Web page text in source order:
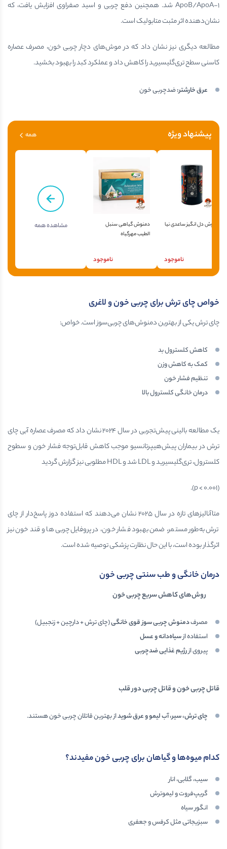
ApoB/ApoA-1 شد. همچنین دفع چربی و اسید صفراوی افزایش یافت، که
نشان‌دهنده اثر مثبت متابولیک است.
مطالعه دیگری نیز نشان داد که در موش‌های دچار چربی خون، مصرف عصاره
کاسنی سطح تری‌گلیسیرید را کاهش داد و عملکرد کبد را بهبود بخشید.
عرق خارشتر:ضدچربی خون
پیشنهاد ویژه همه
دمنوش دل انگیز ساعدی نیا
ناموجود
دمنوش گیاهی سنبل
الطیب مهرگیاه
ناموجود
مشاهده همه
خواص چای ترش برای چربی خون و لاغری
چای ترش یکی از بهترین دمنوش‌های چربی‌سوز است. خواص:
کاهش کلسترول بد
کمک به کاهش وزن
تنظیم فشار خون
درمان خانگی کلسترول بالا
یک مطالعه بالینی پیش‌تجربی در سال ۲۰۲۴ نشان داد که مصرف عصاره آبی چای
ترش در بیماران پیش‌هیپرتانسیو موجب کاهش قابل‌توجه فشار خون و سطوح
کلسترول، تری‌گلیسیرید و LDL شد و HDL مطلوبی نیز گزارش گردید
(p < 0.001).
متاآنالیزهای تازه در سال ۲۰۲۵ نشان می‌دهند که استفاده دوز ‌پاسخ‌دار از چای
ترش به‌طور مستمر، ضمن بهبود فشار خون، در پروفایل چربی‌ها و قند خون نیز
اثرگذار بوده است، با این حال نظارت پزشکی توصیه شده است.
درمان خانگی و طب سنتی چربی خون
روش‌های کاهش سریع چربی خون
مصرفدمنوش چربی سوز قوی خانگی(چای ترش + دارچین + زنجبیل)
استفاده ازسیاه‌دانه و عسل
پیروی ازرژیم غذایی ضدچربی
قاتل چربی خون و قاتل چربی دور قلب
چای ترش، سیر، آب لیمو و عرق شویداز بهترین قاتلان چربی خون هستند.
کدام میوه‌ها و گیاهان برای چربی خون مفیدند؟
سیب، گلابی، انار
گریپ‌فروت و لیموترش
انگور سیاه
سبزیجاتی مثل کرفس و جعفری